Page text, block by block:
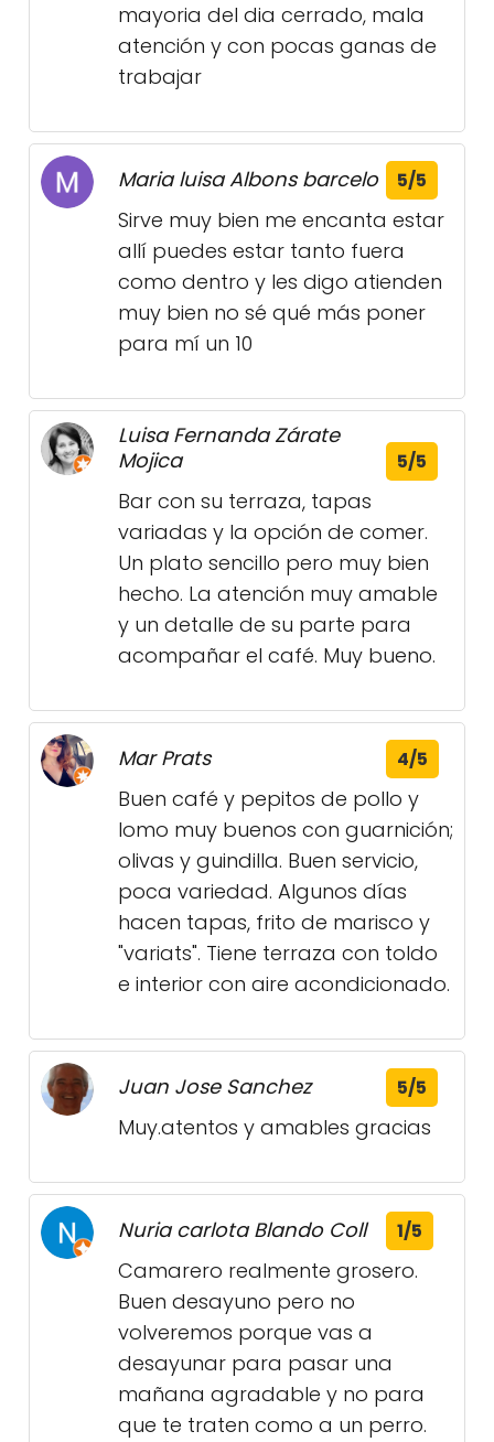
mayoria del dia cerrado, mala
atención y con pocas ganas de
trabajar
Maria luisa Albons barcelo 5/5
Sirve muy bien me encanta estar
allí puedes estar tanto fuera
como dentro y les digo atienden
muy bien no sé qué más poner
para mí un 10
Luisa Fernanda Zárate
Mojica
5/5
Bar con su terraza, tapas
variadas y la opción de comer.
Un plato sencillo pero muy bien
hecho. La atención muy amable
y un detalle de su parte para
acompañar el café. Muy bueno.
Mar Prats 4/5
Buen café y pepitos de pollo y
lomo muy buenos con guarnición;
olivas y guindilla. Buen servicio,
poca variedad. Algunos días
hacen tapas, frito de marisco y
"variats". Tiene terraza con toldo
e interior con aire acondicionado.
Juan Jose Sanchez 5/5
Muy.atentos y amables gracias
Nuria carlota Blando Coll 1/5
Camarero realmente grosero.
Buen desayuno pero no
volveremos porque vas a
desayunar para pasar una
mañana agradable y no para
que te traten como a un perro.